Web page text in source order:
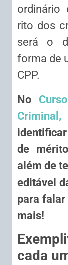
ordinário
rito dos
será o
forma de
CPP.
No
Criminal,
de
além de
editável
para falar
mais!
cada